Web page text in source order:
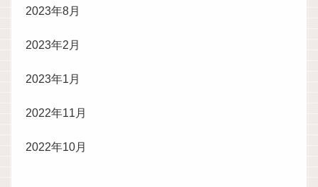
2023年8月
2023年2月
2023年1月
2022年11月
2022年10月